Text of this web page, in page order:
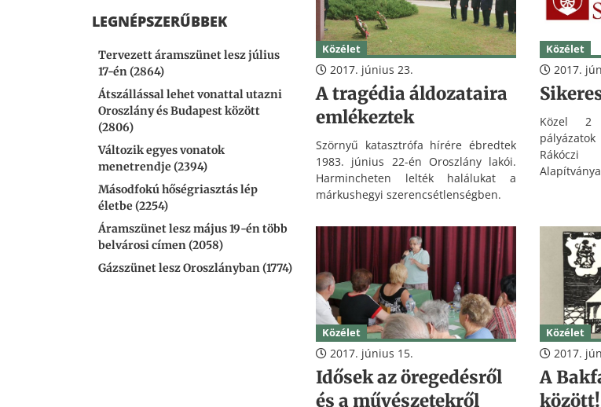
LEGNÉPSZERŰBBEK
Tervezett áramszünet lesz július
17-én (2864)
Átszállással lehet vonattal utazni
Oroszlány és Budapest között
(2806)
Változik egyes vonatok
menetrendje (2394)
Másodfokú hőségriasztás lép
életbe (2254)
Áramszünet lesz május 19-én több
belvárosi címen (2058)
Gázszünet lesz Oroszlányban (1774)
Közélet
2017. június 23.
A tragédia áldozataira
emlékeztek
Szörnyű katasztrófa hírére ébredtek
1983. június 22-én Oroszlány lakói.
Harmincheten lelték halálukat a
márkushegyi szerencsétlenségben.
Közélet
2017.
Közel 2
Rákóczi
Közélet
2017. június 15.
Idősek az öregedésről
és a művészetekről
Közélet
2017.
A
között!